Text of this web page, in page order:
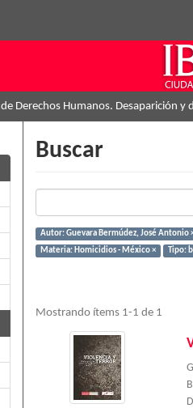
Derechos Humanos. Desaparición y
Buscar
Autor: Guevara Bermúdez, José Antonio
Materia: Homicidios - México ×
Tipo:
Mostrando ítems 1-1 de 1